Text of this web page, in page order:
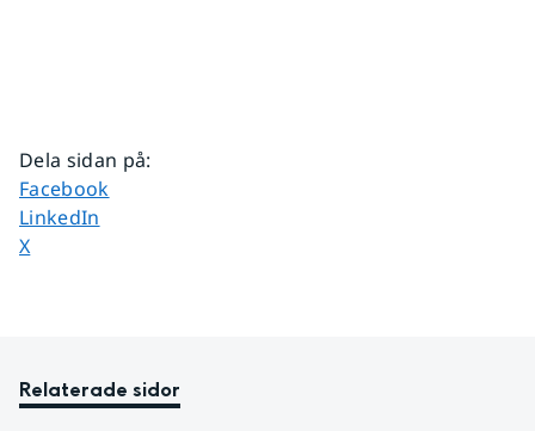
Dela sidan på:
Dela sidan på
Facebook
Dela sidan på
LinkedIn
Dela sidan på
X
Relaterade sidor